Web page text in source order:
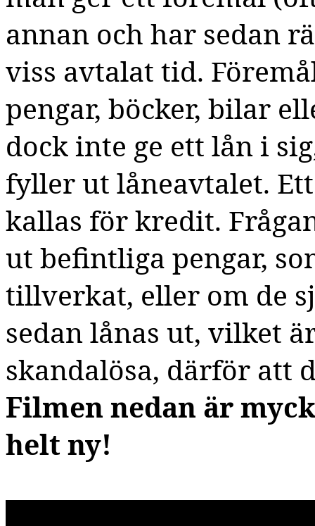
annan och har sedan
viss avtalat tid.
pengar, böcker, bilar
dock inte ge ett lån i
fyller ut låneavtalet.
kallas för kredit.
ut befintliga pengar,
tillverkat, eller om de
sedan lånas ut, vilket
skandalösa, därför att
Filmen nedan är
helt ny!